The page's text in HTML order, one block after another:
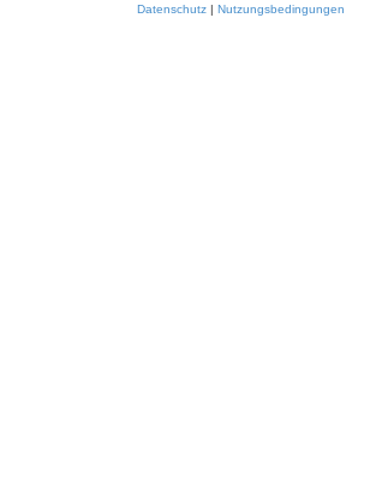
Datenschutz | Nutzungsbedingungen